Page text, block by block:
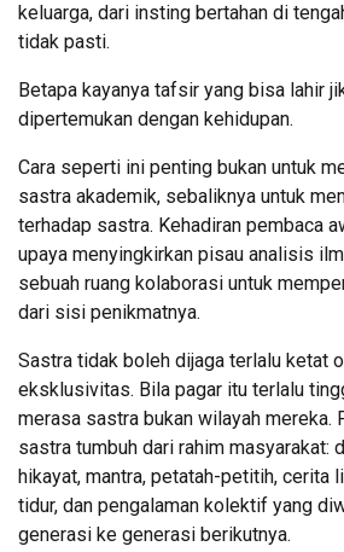
keluarga, dari insting bertahan di
tidak pasti.
Betapa kayanya tafsir yang bisa lahir
dipertemukan dengan kehidupan.
Cara seperti ini penting bukan untuk
sastra akademik, sebaliknya untuk
terhadap sastra. Kehadiran pembaca
upaya menyingkirkan pisau analisis
sebuah ruang kolaborasi untuk
dari sisi penikmatnya.
Sastra tidak boleh dijaga terlalu ketat
eksklusivitas. Bila pagar itu terlalu
merasa sastra bukan wilayah mereka.
sastra tumbuh dari rahim masyarakat:
hikayat, mantra, petatah-petitih, cerita
tidur, dan pengalaman kolektif yang
generasi ke generasi berikutnya.